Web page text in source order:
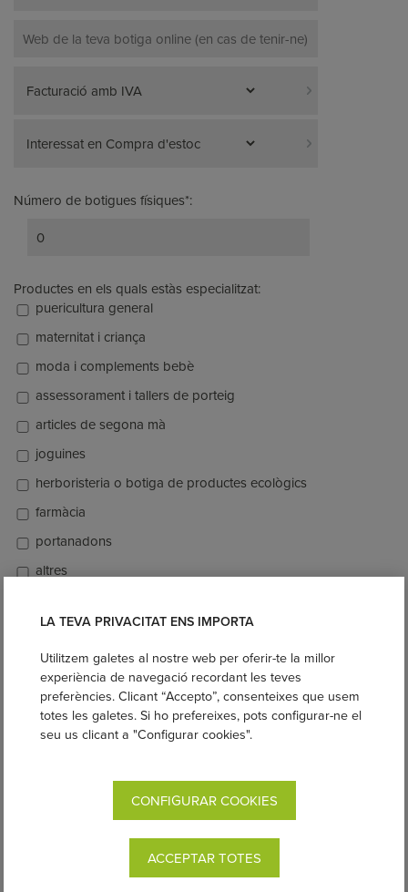
Número de botigues físiques*:
Productes en els quals estàs especialitzat:
puericultura general
maternitat i criança
moda i complements bebè
assessorament i tallers de porteig
articles de segona mà
joguines
herboristeria o botiga de productes ecològics
farmàcia
portanadons
altres
Vens cotxets de passeig?
No
Sí
Tens informació específica sobre el porteig i els beneficis dels
LA TEVA PRIVACITAT ENS IMPORTA
Utilitzem galetes al nostre web per oferir-te la millor
experiència de navegació recordant les teves
preferències. Clicant “Accepto”, consenteixes que usem
totes les galetes. Si ho prefereixes, pots configurar-ne el
seu us clicant a "Configurar cookies".
CONFIGURAR COOKIES
ACCEPTAR TOTES